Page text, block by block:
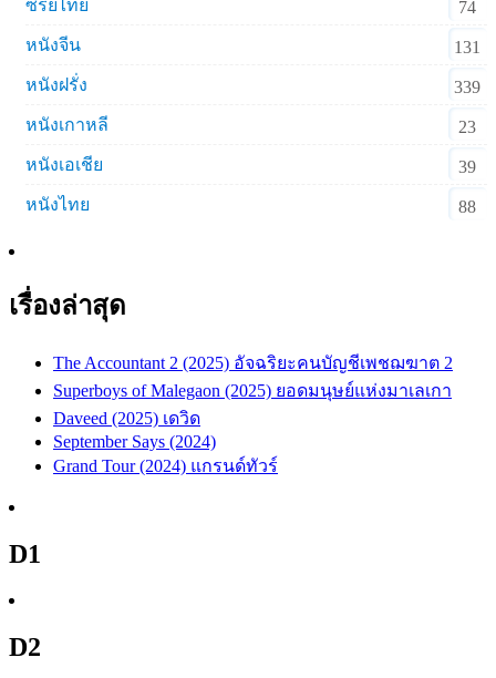
ซีรีย์ไทย
74
หนังจีน
131
หนังฝรั่ง
339
หนังเกาหลี
23
หนังเอเชีย
39
หนังไทย
88
เรื่องล่าสุด
The Accountant 2 (2025) อัจฉริยะคนบัญชีเพชฌฆาต 2
Superboys of Malegaon (2025) ยอดมนุษย์แห่งมาเลเกา
Daveed (2025) เดวิด
September Says (2024)
Grand Tour (2024) แกรนด์ทัวร์
D1
D2